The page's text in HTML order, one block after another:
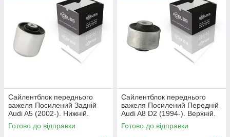
Сайлентблок переднього
важеля Посилений Задній
Audi A5 (2002-). Нижній.
Корея ACSUSS! 4H0407183 ,
TD1247W , VKDS331074
Готово до відправки
Сайлентблок переднього
важеля Посилений Передній
Audi A8 D2 (1994-). Верхній.
Корея ACSUSS! 35379 ,
JBU138 , TD1062W
Готово до відправки